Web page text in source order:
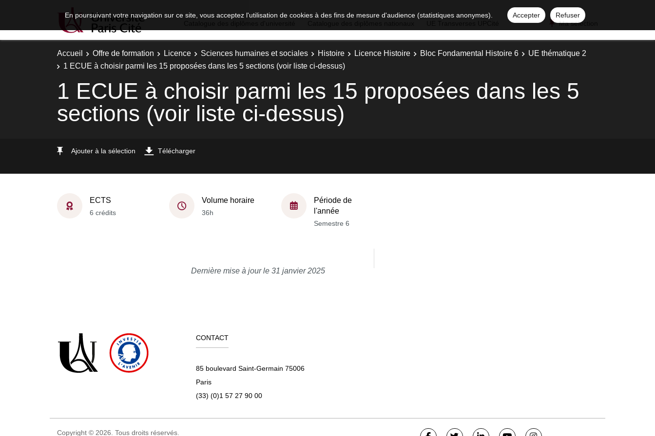
En poursuivant votre navigation sur ce site, vous acceptez l'utilisation de cookies à des fins de mesure d'audience (statistiques anonymes). Accepter
Refuser
Ma sélection
Accueil Offre de formation Licence Sciences humaines et sociales Histoire Licence Histoire Bloc Fondamental Histoire 6
UE thématique 2
1 ECUE à choisir parmi les 15 proposées dans les 5 sections (voir liste ci-dessus)
1 ECUE à choisir parmi les 15 proposées dans les 5
sections (voir liste ci-dessus)
Ajouter à la sélection Télécharger
ECTS
6 crédits
Volume horaire
36h
Période de
l'année
Semestre 6
Dernière mise à jour le 31 janvier 2025
CONTACT
85 boulevard Saint-Germain 75006
Paris
(33) (0)1 57 27 90 00
Copyright © 2026. Tous droits réservés.